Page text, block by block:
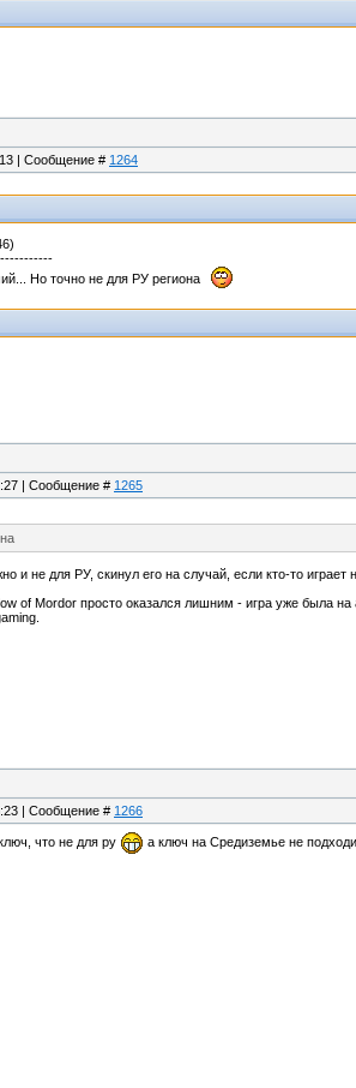
| Сообщение # 1264
Но точно не для РУ региона
| Сообщение # 1265
и не для РУ, скинул его на случай, если кто-то играет
of Mordor просто оказался лишним - игра уже была на
| Сообщение # 1266
что не для ру а ключ на Средиземье не